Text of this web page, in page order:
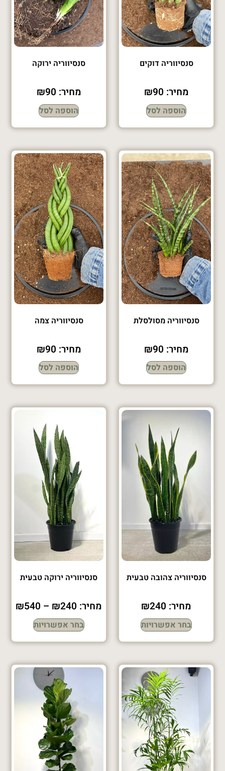
סנסיווריה דוקים
מחיר: ₪90
הוספה לסל
סנסיווריה ירוקה
מחיר: ₪90
הוספה לסל
סנסיווריה מסולסלת
מחיר: ₪90
הוספה לסל
סנסיווריה צמה
מחיר: ₪90
הוספה לסל
סנסיווריה צהובה טבעית
מחיר: ₪240
בחר אפשרויות
סנסיווריה ירוקה טבעית
מחיר: ₪240
–
₪540
בחר אפשרויות